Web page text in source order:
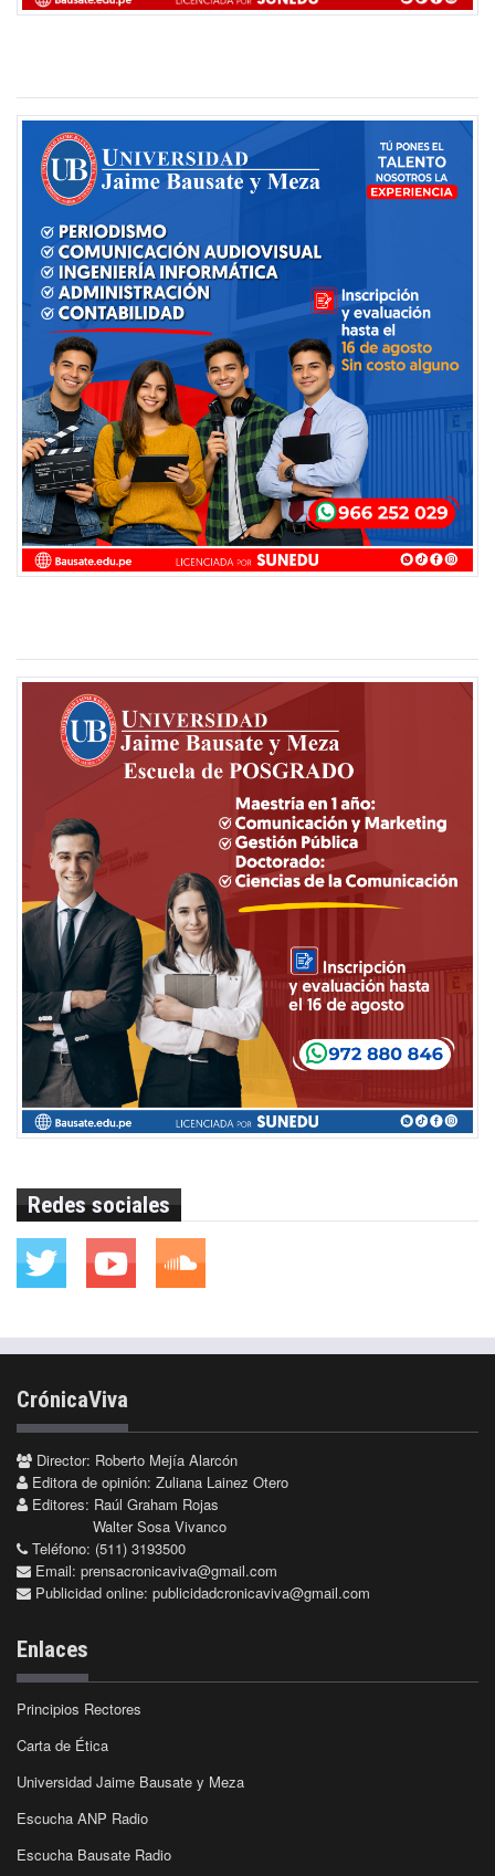
Redes sociales
CrónicaViva
Director: Roberto Mejía Alarcón
Editora de opinión: Zuliana Lainez Otero
Editores: Raúl Graham Rojas
Walter Sosa Vivanco
Teléfono: (511) 3193500
Email: prensacronicaviva@gmail.com
Publicidad online: publicidadcronicaviva@gmail.com
Enlaces
Principios Rectores
Carta de Ética
Universidad Jaime Bausate y Meza
Escucha ANP Radio
Escucha Bausate Radio